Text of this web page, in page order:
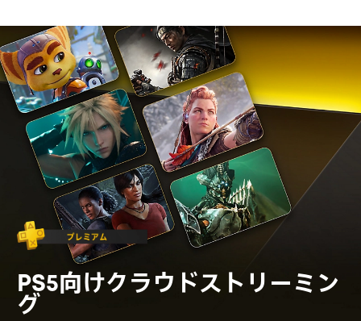
PS5向けクラウドストリーミン
グ